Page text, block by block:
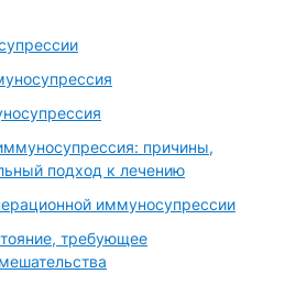
причины,
подход к лечению
иммуносупрессии
требующее